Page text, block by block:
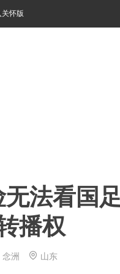
关怀版
法看国
播权
念洲 山东